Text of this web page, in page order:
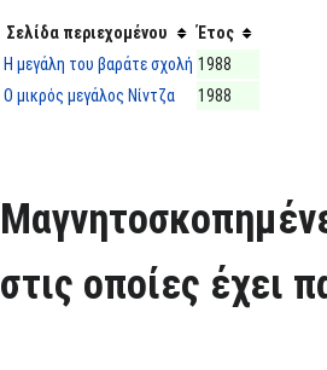
Σελίδα περιεχομένου
Έτος
Η μεγάλη του βαράτε σχολή 1988
Ο μικρός μεγάλος Νίντζα
1988
στις οποίες έχει